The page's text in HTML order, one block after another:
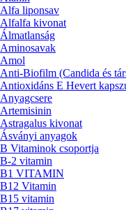
Alfa liponsav
Alfalfa kivonat
Álmatlanság
Aminosavak
Amol
Anti-Biofilm (Candida és
Antioxidáns E Hevert
Anyagcsere
Artemisinin
Astragalus kivonat
Ásványi anyagok
B Vitaminok csoportja
B-2 vitamin
B1 VITAMIN
B12 Vitamin
B15 vitamin